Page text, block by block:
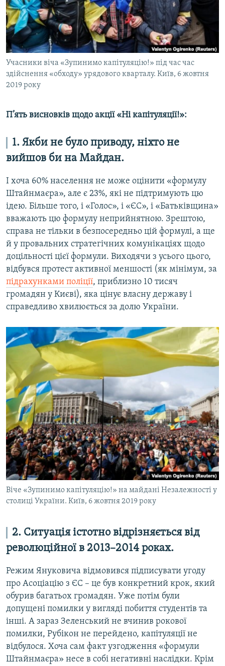
ВІДЕОУРОКИ «ELIFBE»
СВІДЧЕННЯ ОКУПАЦІЇ
УКРАЇНСЬКА ПРОБЛЕМА КРИМУ
ІНФОГРАФІКА
Русский
Qırımtatar
ДОЛУЧАЙСЯ!
Усі сайти RFE/RL
Учасники віча «Зупинимо капітуляцію!» під час час
здійснення «обходу» урядового кварталу. Київ, 6 жовтня
2019 року
П’ять висновків щодо акції «Ні капітуляції!»:
1. Якби не було приводу, ніхто не
вийшов би на Майдан.
І хоча 60% населення не може оцінити «формулу
Штайнмаєра», але є 23%, які не підтримують цю
ідею. Більше того, і «Голос», і «ЄС», і «Батьківщина»
вважають цю формулу неприйнятною. Зрештою,
справа не тільки в безпосередньо цій формулі, а ще
й у провальних стратегічних комунікаціях щодо
доцільності цієї формули. Виходячи з усього цього,
відбувся протест активної меншості (як мінімум, за
підрахунками поліції, приблизно 10 тисяч
громадян у Києві), яка цінує власну державу і
справедливо хвилюється за долю України.
Віче «Зупинимо капітуляцію!» на майдані Незалежності у
столиці України. Київ, 6 жовтня 2019 року
2. Ситуація істотно відрізняється від
революційної в 2013–2014 роках.
Режим Януковича відмовився підписувати угоду
про Асоціацію з ЄС – це був конкретний крок, який
обурив багатьох громадян. Уже потім були
допущені помилки у вигляді побиття студентів та
інші. А зараз Зеленський не вчинив рокової
помилки, Рубікон не перейдено, капітуляції не
відбулося. Хоча сам факт узгодження «формули
Штайнмаєра» несе в собі негативні наслідки. Крім